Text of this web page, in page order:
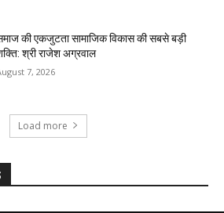
की एकजुटता सामाजिक विकास की सबसे बड़ी
श्री राजेश अग्रवाल
7, 2026
Load more